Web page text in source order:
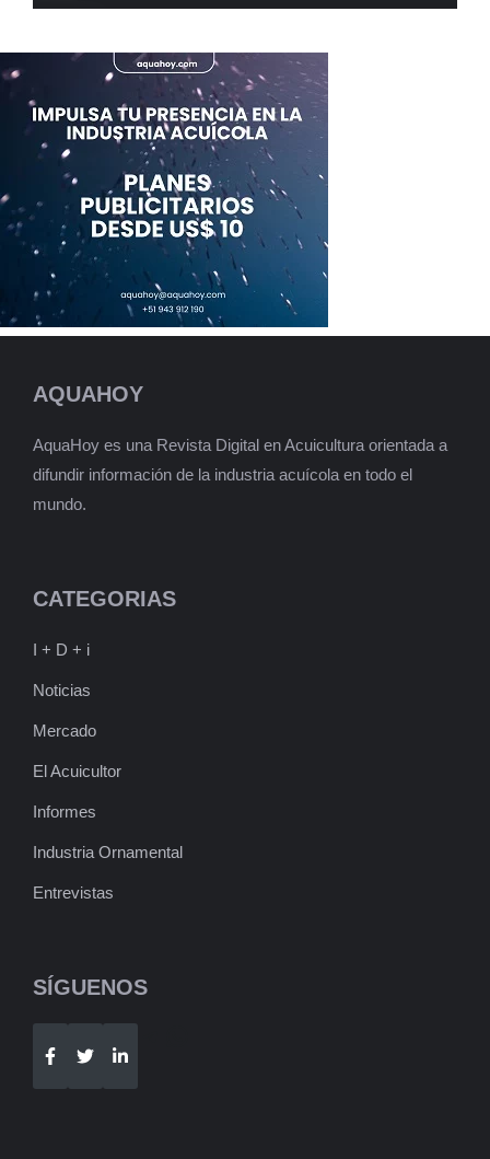
AQUAHOY
AquaHoy es una Revista Digital en Acuicultura orientada a
difundir información de la industria acuícola en todo el
mundo.
CATEGORIAS
I + D + i
Noticias
Mercado
El Acuicultor
Informes
Industria Ornamental
Entrevistas
SÍGUENOS